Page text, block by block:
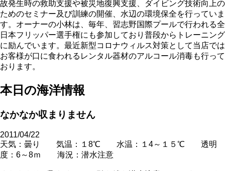
故発生時の救助支援や被災地復興支援、ダイビング技術向上の
ためのセミナー及び訓練の開催、水辺の環境保全を行っていま
す。オーナーの小林は、毎年、習志野国際プールで行われる全
日本フリッパー選手権にも参加しており普段からトレーニング
に励んでいます。最近新型コロナウィルス対策として当店では
お客様が口に食われるレンタル器材のアルコール消毒も行って
おります。
本日の海洋情報
なかなか収まりません
2011/04/22
天気：曇り 気温：１8℃ 水温：１4～１５℃ 透明
度：6～8ｍ 海況：潜水注意